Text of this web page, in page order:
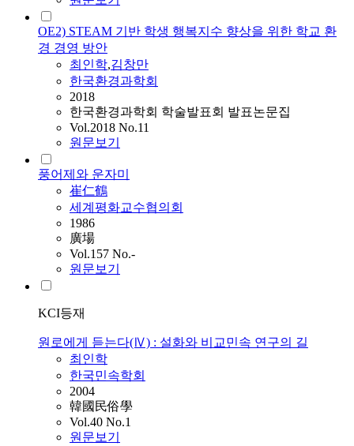
OE2) STEAM 기반 학생 행복지수 향상을 위한 학교 환
경 경영 방안
최인학,김창만
한국환경과학회
2018
한국환경과학회 학술발표회 발표논문집
Vol.2018 No.11
원문보기
풍어제와 운자미
崔仁鶴
세계평화교수협의회
1986
廣場
Vol.157 No.-
원문보기
KCI등재
원로에게 듣는다(Ⅳ) : 설화와 비교민속 연구의 길
최인학
한국민속학회
2004
韓國民俗學
Vol.40 No.1
원문보기